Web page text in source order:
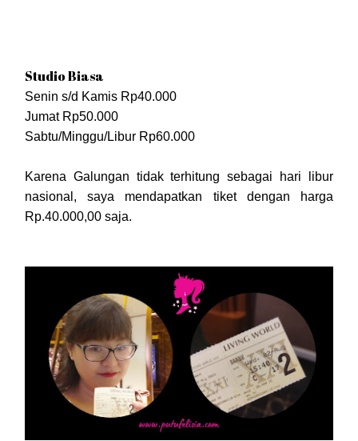
Studio Biasa
Senin s/d Kamis Rp40.000
Jumat Rp50.000
Sabtu/Minggu/Libur Rp60.000
Karena Galungan tidak terhitung sebagai hari libur
nasional, saya mendapatkan tiket dengan harga
Rp.40.000,00 saja.